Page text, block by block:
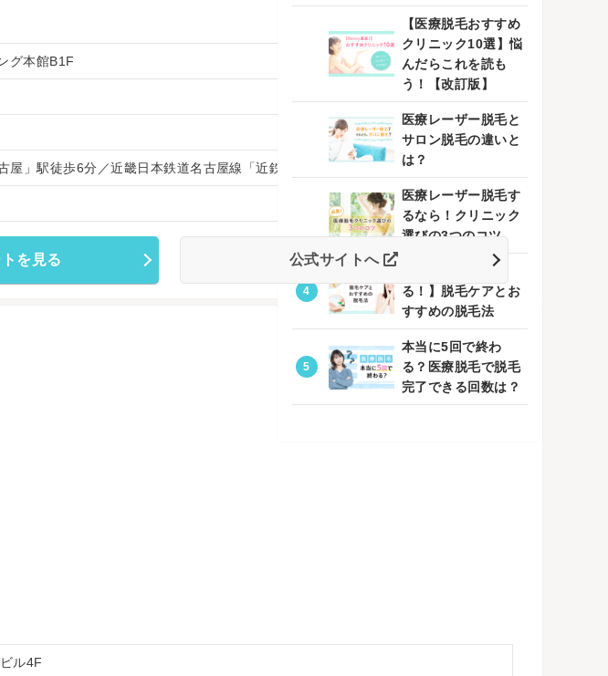
グ本館B1F
」駅徒歩6分／近畿日本鉄道名古屋線「近鉄名古屋」駅より徒歩6分
を見る 公式サイトへ
ル4F
【医療脱毛おすすめ
クリニック10選】悩
んだらこれを読も
う！【改訂版】
医療レーザー脱毛と
サロン脱毛の違いと
は？
医療レーザー脱毛す
るなら！クリニック
選びの3つのコツ
【自宅でもでき
る！】脱毛ケアとお
すすめの脱毛法
本当に5回で終わ
る？医療脱毛で脱毛
完了できる回数は？